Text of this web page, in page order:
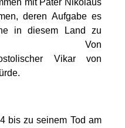
deren Aufgabe es
in diesem Land zu
Von
Vikar von
bis zu seinem Tod am